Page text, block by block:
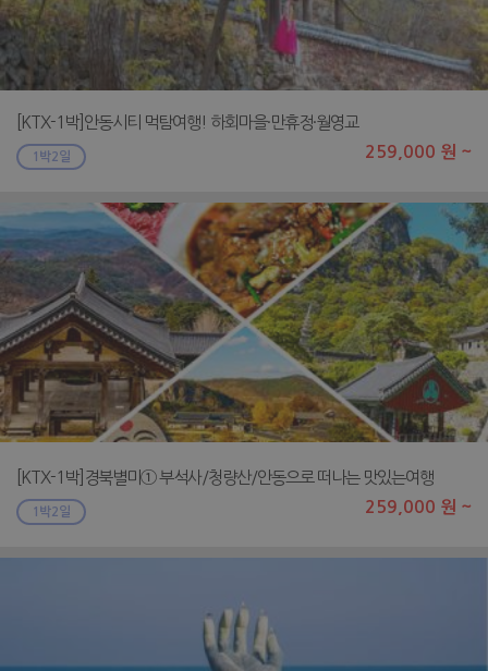
[KTX-1박]안동시티 먹탐여행! 하회마을·만휴정·월영교
1박2일 259,000 원 ~
[KTX-1박]경북별미① 부석사/청량산/안동으로 떠나는 맛있는여행
1박2일 259,000 원 ~